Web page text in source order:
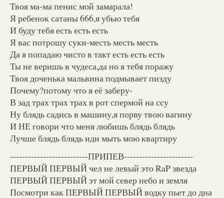
Твоя ма-ма пенис мой замарала!
Я ребенок сатаны 666,я убью тебя
И буду тебя есть есть есть
Я вас потрошу суки-месть месть месть
Да я попадаю чисто в такт есть есть есть
Ты не веришь в чудеса,да но я тебя поражу
Твоя доченька мальвина подмывает пизду
Почему?потому что я её заберу-
В зад трах трах трах в рот спермой на ссу
Ну блядь садись в машину,я порву твою вагину
И НЕ говори что меня любишь блядь блядь
Лучше блядь блядь иди мыть мою квартиру
--------------------------ПРИПЕВ-----------------------
ПЕРВЫЙ ПЕРВЫЙ чел не левый это RaP звезда
ПЕРВЫЙ ПЕРВЫЙ эт мой север небо и земля
Посмотри как ПЕРВЫЙ ПЕРВЫЙ водку пьет до дна